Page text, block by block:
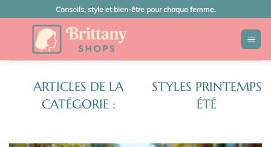
au
Conseils, style et bien-être pour chaque femme.
STYLES PRINTEMPS
ÉTÉ